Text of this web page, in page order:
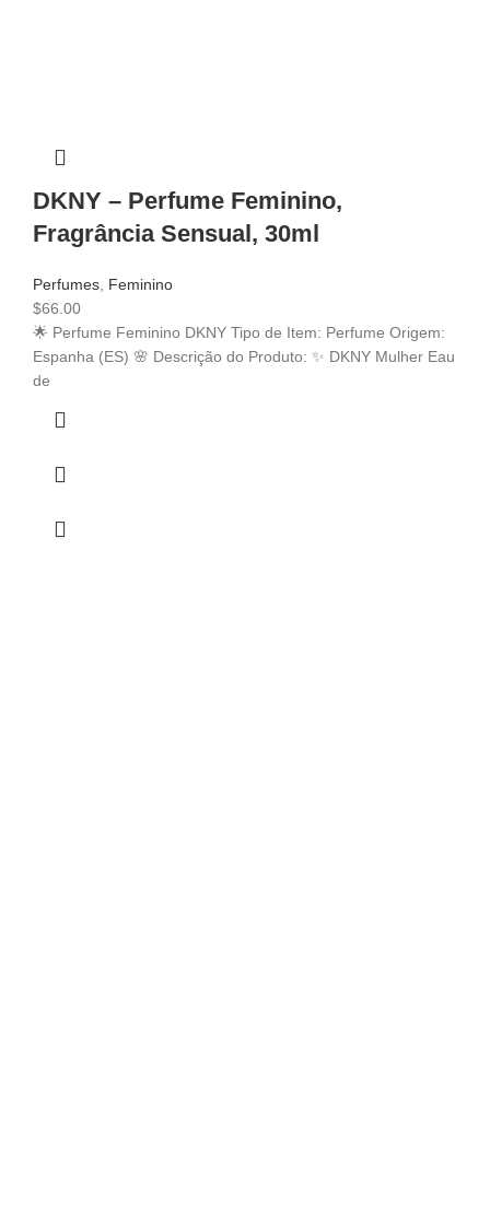
DKNY – Perfume Feminino,
Fragrância Sensual, 30ml
Perfumes Feminino
$66.00
🌟 Perfume Feminino DKNY Tipo de Item: Perfume Origem:
Espanha (ES) 🌸 Descrição do Produto: ✨ DKNY Mulher Eau
de